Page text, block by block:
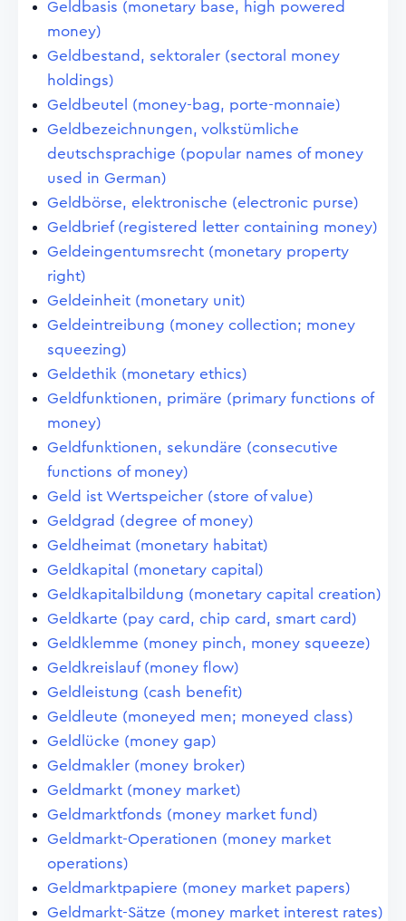
Geldbasis (monetary base, high powered
money)
Geldbestand, sektoraler (sectoral money
holdings)
Geldbeutel (money-bag, porte-monnaie)
Geldbezeichnungen, volkstümliche
deutschsprachige (popular names of money
used in German)
Geldbörse, elektronische (electronic purse)
Geldbrief (registered letter containing money)
Geldeingentumsrecht (monetary property
right)
Geldeinheit (monetary unit)
Geldeintreibung (money collection; money
squeezing)
Geldethik (monetary ethics)
Geldfunktionen, primäre (primary functions of
money)
Geldfunktionen, sekundäre (consecutive
functions of money)
Geld ist Wertspeicher (store of value)
Geldgrad (degree of money)
Geldheimat (monetary habitat)
Geldkapital (monetary capital)
Geldkapitalbildung (monetary capital creation)
Geldkarte (pay card, chip card, smart card)
Geldklemme (money pinch, money squeeze)
Geldkreislauf (money flow)
Geldleistung (cash benefit)
Geldleute (moneyed men; moneyed class)
Geldlücke (money gap)
Geldmakler (money broker)
Geldmarkt (money market)
Geldmarktfonds (money market fund)
Geldmarkt-Operationen (money market
operations)
Geldmarktpapiere (money market papers)
Geldmarkt-Sätze (money market interest rates)